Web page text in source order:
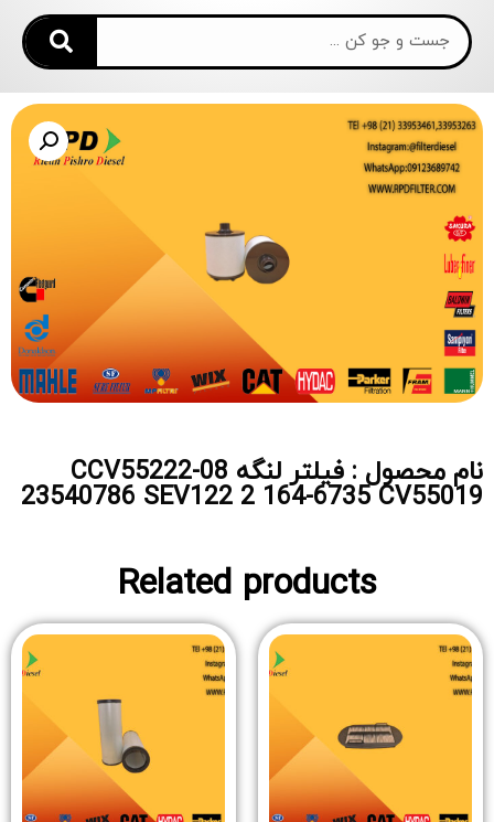
نام محصول : فیلتر لنگه CCV55222-08
23540786 SEV122 2 164-6735 CV55019
Related products